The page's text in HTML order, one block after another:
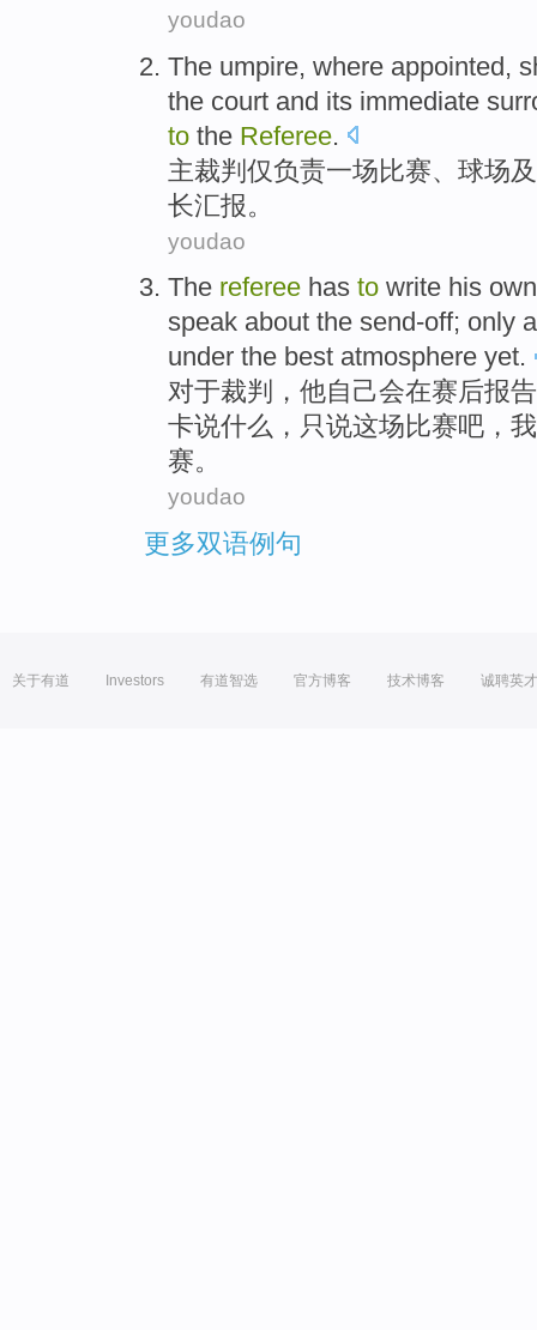
youdao
The umpire, where appointed,
the court and its immediate
to the Referee.
主裁判 仅负责一场比赛、 球场
长汇报。
youdao
The referee has to write his own
speak about the send-off; only
under the best atmosphere yet.
对于裁判， 他自己会在赛后报
卡说什么， 只说这场比赛吧，
赛。
youdao
更多双语例句
关于有道 Investors 有道智选 官方博客 技术博客 诚聘英才